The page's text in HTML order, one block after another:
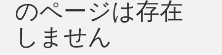
のページは存在
しません